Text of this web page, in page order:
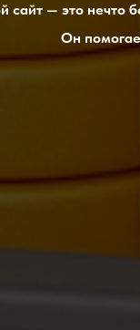
сайт — это нечто
Он